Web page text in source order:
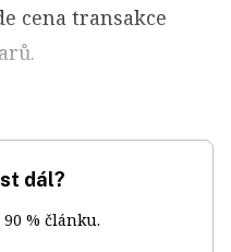
cena transakce
dál?
90 % článku.